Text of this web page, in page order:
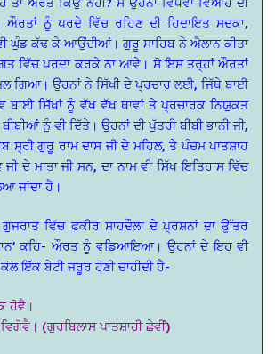
ਔਰਤਾਂ ਨੂੰ ਪਰਦੇ ਵਿੱਚ ਰਹਿਣ ਦੀ ਹਿਦਾਇਤ ਸਦਕਾ,
ਘੁੰਡ ਕੱਢ ਕੇ ਆਉਂਦੀਆਂ। ਗੁਰੂ ਸਾਹਿਬ ਨੇ ਐਲਾਨ ਕੀਤਾ
ਵਿੱਚ ਪਰਦਾ ਕਰਕੇ ਨਾ ਆਵੇ। ਸੋ ਇਸ ਤਰ੍ਹਾਂ ਔਰਤਾਂ
ਗਿਆ। ਉਹਨਾਂ ਨੇ ਸਿੱਖੀ ਦੇ ਪ੍ਰਚਾਰ ਲਈ, ਜਿੱਥੇ ਬਾਈ
ਬਾਈ ਸਿੱਖਾਂ ਨੂੰ ਵੱਖ ਵੱਖ ਥਾਵਾਂ ਤੇ ਪ੍ਰਚਾਰਕ ਨਿਯੁਕਤ
ਨੂੰ ਵੀ ਦਿੱਤੇ। ਉਹਨਾਂ ਦੀ ਪੁੱਤਰੀ ਬੀਬੀ ਭਾਨੀ ਜੀ,
ਸ੍ਰੀ ਗੁਰੂ ਰਾਮ ਦਾਸ ਜੀ ਦੇ ਮਹਿਲ, ਤੇ ਪੰਚਮ ਪਾਤਸ਼ਾਹ
ਦੇ ਮਾਤਾ ਜੀ ਸਨ, ਦਾ ਨਾਮ ਵੀ ਸਿੱਖ ਇਤਿਹਾਸ ਵਿੱਚ
ਜਾਂਦਾ ਹੈ।
ਵਿੱਚ ਫਕੀਰ ਸ਼ਾਹਦੌਲਾ ਦੇ ਪ੍ਰਸ਼ਨਾਂ ਦਾ ਉੱਤਰ
ਕਹਿ- ਔਰਤ ਨੂੰ ਵਡਿਆਇਆ। ਉਹਨਾਂ ਦੇ ਇਹ ਵੀ
ਇੱਕ ਬੇਟੀ ਜਰੂਰ ਹੋਣੀ ਚਾਹੀਦੀ ਹੈ-
ਹੋਵੈ।
(ਗੁਰਬਿਲਾਸ ਪਾਤਸ਼ਾਹੀ ਛੇਵੀਂ)